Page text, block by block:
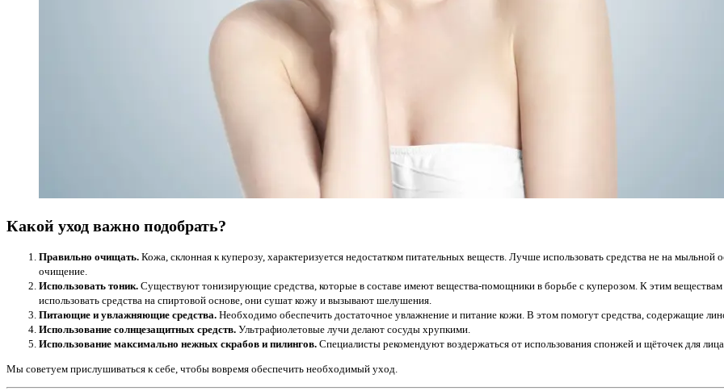
Какой уход важно подобрать?
Правильно очищать. Кожа, склонная к куперозу, характеризуется недостатком питательных веществ. Лучше использовать средства не на
очищение.
Использовать тоник. Существуют тонизирующие средства, которые в составе имеют вещества-помощники в борьбе с куперозом. К этим
использовать средства на спиртовой основе, они сушат кожу и вызывают шелушения.
Питающие и увлажняющие средства. Необходимо обеспечить достаточное увлажнение и питание кожи. В этом помогут средства, содержащие
Использование солнцезащитных средств. Ультрафиолетовые лучи делают сосуды хрупкими.
Использование максимально нежных скрабов и пилингов. Специалисты рекомендуют воздержаться от использования спонжей и щёточек для
Мы советуем прислушиваться к себе, чтобы вовремя обеспечить необходимый уход.